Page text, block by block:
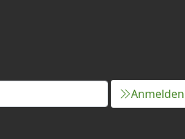
Anmelden